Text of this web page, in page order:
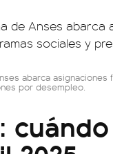
abarca asignaciones
por desempleo.